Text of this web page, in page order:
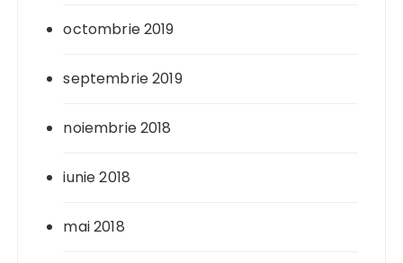
octombrie 2019
septembrie 2019
noiembrie 2018
iunie 2018
mai 2018